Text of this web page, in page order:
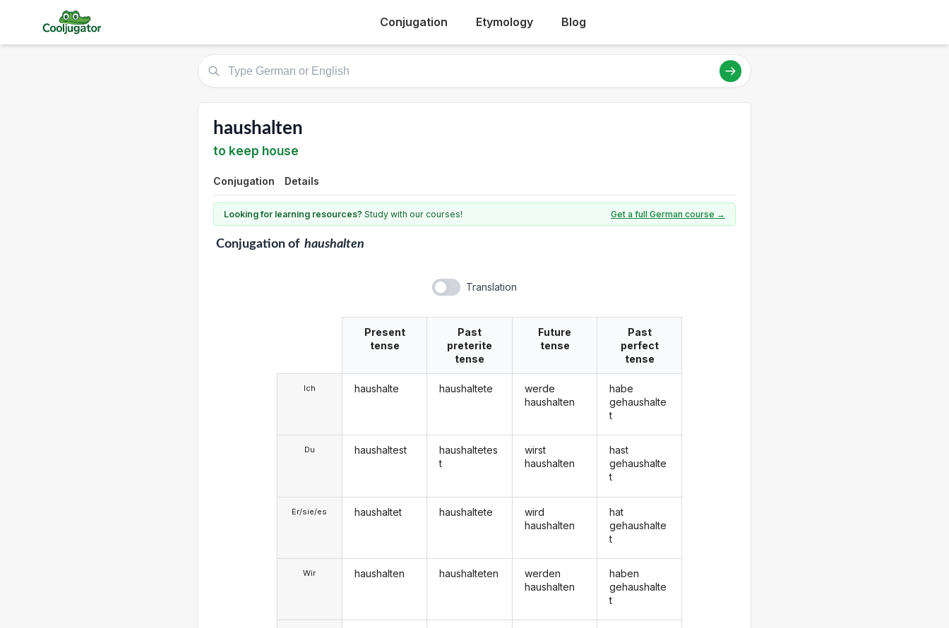
Conjugation Etymology Blog
haushalten
to keep house
Conjugation Details
Looking for learning resources? Study with our courses! Get a full German course →
Conjugationof haushalten
Translation
Ich
Du
Er/sie/es
Wir
Present
tense
haushalte
haushaltest
haushaltet
haushalten
Past
preterite
tense
haushaltete
haushaltetes
t
haushaltete
haushalteten
Future
tense
werde
haushalten
wirst
haushalten
wird
haushalten
werden
haushalten
Past
perfect
tense
habe
gehaushalte
t
hast
gehaushalte
t
hat
gehaushalte
t
haben
gehaushalte
t